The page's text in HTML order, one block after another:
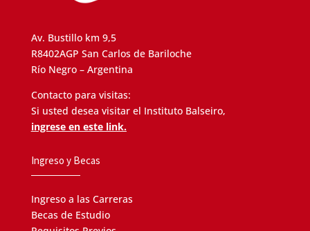
Av. Bustillo km 9,5
R8402AGP San Carlos de Bariloche
Río Negro – Argentina
Contacto para visitas:
Si usted desea visitar el Instituto Balseiro,
ingrese en este link.
Ingreso y Becas
Ingreso a las Carreras
Becas de Estudio